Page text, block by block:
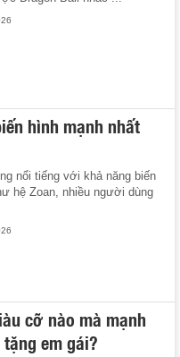
hình mạnh nhất
nổi tiếng với khả năng biến
hệ Zoan, nhiều người dùng
cỡ nào mà mạnh
em gái?